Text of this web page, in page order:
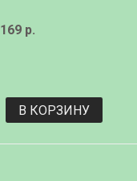
169 р.
В КОРЗИНУ